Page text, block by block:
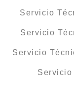
Servicio
Servicio
Servicio